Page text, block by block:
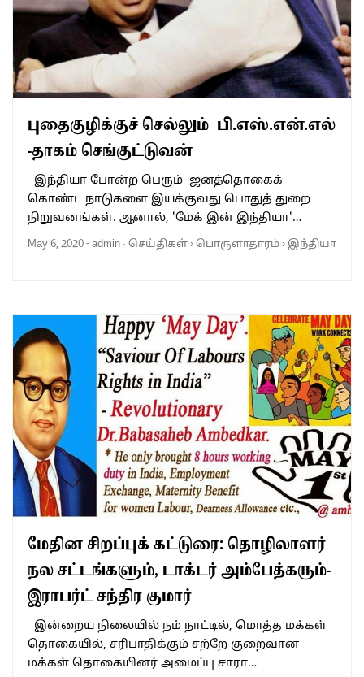
புதைகுழிக்குச் செல்லும் பி.எஸ்.என்.எல்
-தாகம் செங்குட்டுவன்
இந்தியா போன்ற பெரும் ஜனத்தொகைக்
கொண்ட நாடுகளை இயக்குவது பொதுத் துறை
நிறுவனங்கள். ஆனால், 'மேக் இன் இந்தியா'…
May 6, 2020-admin · செய்திகள்›பொருளாதாரம்› இந்தியா
மேதின சிறப்புக் கட்டுரை: தொழிலாளர்
நல சட்டங்களும், டாக்டர் அம்பேத்கரும்-
இராபர்ட் சந்திர குமார்
இன்றைய நிலையில் நம் நாட்டில், மொத்த மக்கள்
தொகையில், சரிபாதிக்கும் சற்றே குறைவான
மக்கள் தொகையினர் அமைப்பு சாரா…